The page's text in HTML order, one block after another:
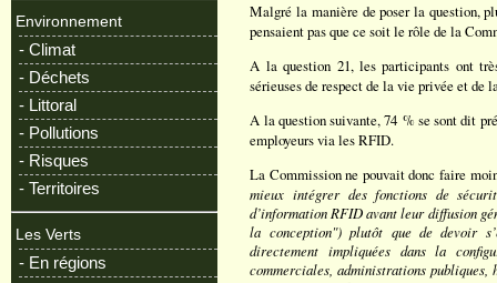
Environnement
- Climat
- Déchets
- Littoral
- Pollutions
- Risques
- Territoires
Les Verts
- En régions
Malgré la manière de poser la question,
pensaient pas que ce soit le rôle de la
A la question 21, les participants ont
sérieuses de respect de la vie privée et de
A la question suivante, 74 % se sont dit
employeurs via les RFID.
La Commission ne pouvait donc faire
mieux intégrer des fonctions de
d’information RFID avant leur diffusion
la conception") plutôt que de devoir
directement impliquées dans la
commerciales, administrations publiques,